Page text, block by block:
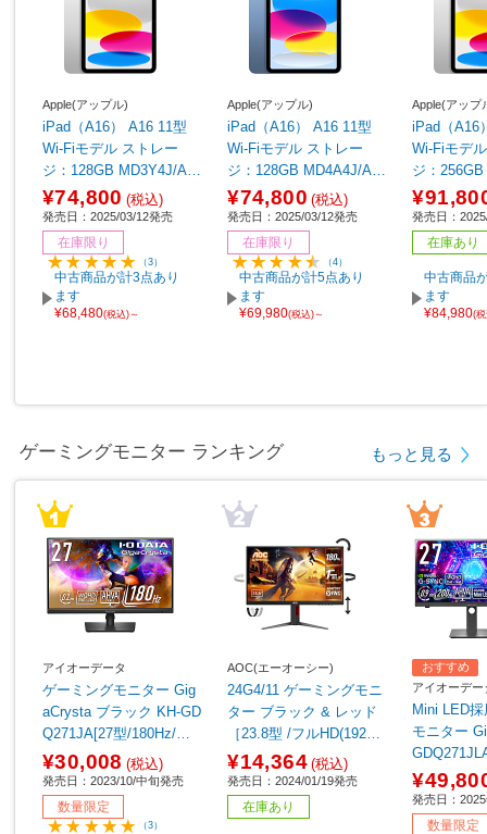
Apple(アップル)
iPad（A16） A16 11型
Wi-Fiモデル ストレー
ジ：128GB MD3Y4J/A
シルバー
¥74,800 (税込)
発売日：2025/03/12発売
在庫限り
（3）
中古商品が計3点あり
ます
¥68,480(税込)～
Apple(アップル)
iPad（A16） A16 11型
Wi-Fiモデル ストレー
ジ：128GB MD4A4J/A
ブルー
¥74,800 (税込)
発売日：2025/03/12発売
在庫限り
（4）
中古商品が計5点あり
ます
¥69,980(税込)～
Apple(アップ
iPad（A16
Wi-Fiモデル ストレ
ジ：
シルバー
発売日：
在庫あり
中古商品
ます
¥84,980(
ゲーミングモニター ランキング もっと見る
アイオーデータ
ゲーミングモニター Gig
aCrysta ブラック KH-GD
Q271JA[27型/180Hz/WQ
HD/AHVAパネル]
¥30,008 (税込)
発売日：2023/10/中旬発売
数量限定
（3）
AOC(エーオーシー)
24G4/11 ゲーミングモニ
ター ブラック & レッド
［23.8型 /フルHD(1920×
1080) /ワイド /180Hz］
¥14,364 (税込)
発売日：2024/01/19発売
在庫あり
おすすめ
アイオーデー
Mini LED
モニター
［27型/
0）/
属］
発売日：
数量限定